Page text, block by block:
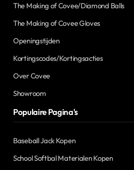
The Making of Covee/Diamond Balls
The Making of Covee Gloves
Openingstijden
Kortingscodes/Kortingsacties
Over Covee
Showroom
Populaire Pagina's
Baseball Jack Kopen
School Softbal Materialen Kopen